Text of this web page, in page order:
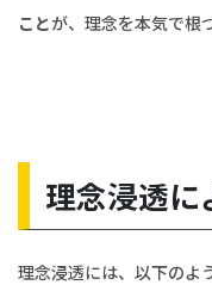
ことが、理念を本気で根
理念浸透に
理念浸透には、以下のよ